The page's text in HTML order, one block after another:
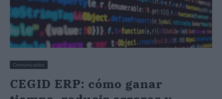
Comunicados
CEGID ERP: cómo ganar